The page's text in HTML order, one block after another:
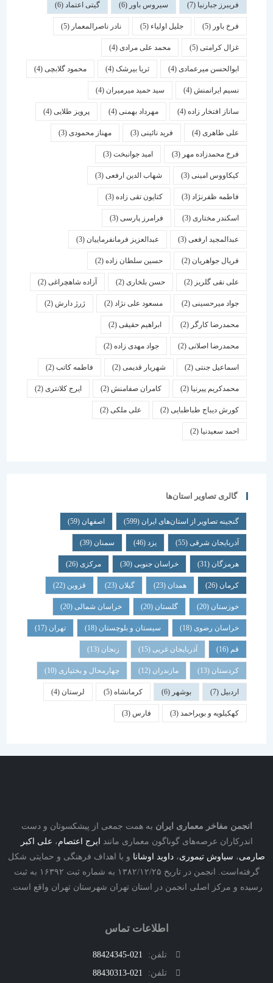
فریبرز جبارنیا(7) سیروس باور(6) گیتی اعتماد(6)
فرخ باور(5) جلیل اولیاء(5) نادر ناصرالمعمار (5)
غزال کرامتی(5) محمد علی مرادی(4)
ابوالحسن میرعمادی(4) ثریا بیرشک(4) محمود گلابچی(4)
نسیم ایرانمنش(4) سید حمید میرمیران(4)
ساناز افتخار زاده(4) مهرداد بهمنی (4) پرویز طلایی(4)
علی طاهری(4) فرید نائینی(3) مهناز محمودی(3)
فرخ محمدزاده مهر(3) امید جوانبخت(3)
کیکاووس امینی(3) شهاب الدین ارفعی(3)
فاطمه ظفرنژاد(3) کتایون تقی زاده(3)
اسكندر مختاری (3) فرامرز پارسی(3)
عبدالمجید ارفعی(3) عبدالعزیز فرمانفرماییان(3)
فریال جواهریان(2) حسین سلطان زاده(2)
علی نقی گلریز(2) حسن بلخاری(2) آزاده شاهچراغی(2)
جواد میرحسینی(2) مسعود علی نژاد(2) ژرژ دارش (2)
محمدرضا کارگر(2) ابراهیم حقیقی(2)
محمدرضا اصلانی(2) جواد مهدی زاده(2)
اسماعیل جنتی(2) شهریار قدیمی(2) فاطمه کاتب(2)
محمدکریم پیرنیا (2) کامران صفامنش(2) ایرج کلانتری (2)
کورش دیباج طباطبایی(2) علی ملکی(2)
احمد سعیدنیا (2)
گالری تصاویر استان‌ها
گنجینه تصاویر از استان‌های ایران(599) اصفهان (59)
آذربایجان شرقی(55) یزد سمنان (39)
هرمزگان(31) خراسان جنوبی(30) مرکزی (26)
همدان گیلان قزوین
خوزستان(20) گلستان (20) خراسان شمالی(20)
خراسان رضوی(18) سیستان و بلوچستان(18) تهران
آذربایجان غربی(15) زنجان
کردستان(13) مازندران(12) چهارمحال و بختیاری (10)
بوشهر کرمانشاه(5) لرستان (4)
کهکیلویه و بویراحمد(3) فارس
مفاخر معماری ایرانبه همت جمعی از پیشکسوتان و دست
عرصه‌های گوناگون معماری مانندایرج اعتصام،علی اکبر
،سیاوش تیموری،داوید اوشاناو با اهداف فرهنگی و حمایتی شکل
گرفته‌است. انجمن در تاریخ ۱۳۸۲/۱۲/۲۵ به شماره ثبت ۱۶۳۹۲ به ثبت
و مرکز اصلی انجمن در استان تهران شهرستان تهران واقع است.
اطلاعات تماس
تلفن:
021-88424345
تلفن:
021-88430313